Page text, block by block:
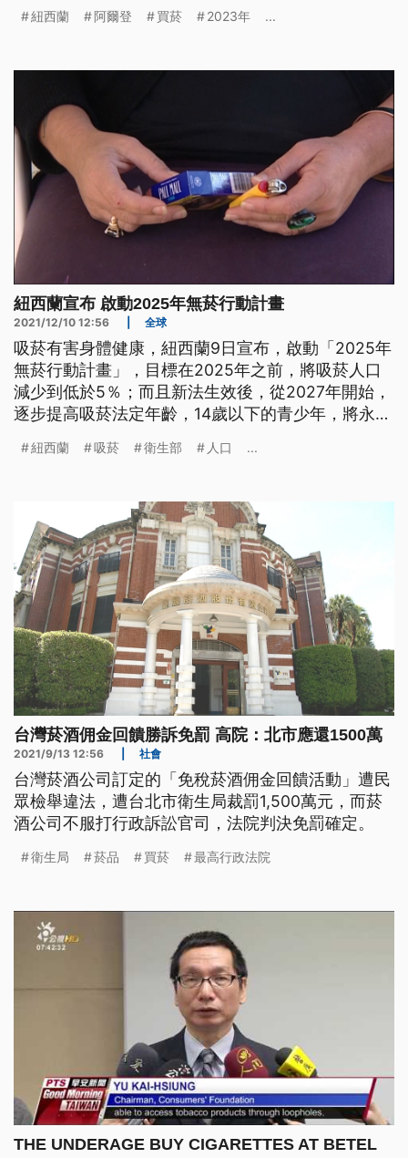
紐西蘭 阿爾登 買菸 2023年 ...
紐西蘭宣布 啟動2025年無菸行動計畫
2021/12/10 12:56 全球
吸菸有害身體健康，紐西蘭9日宣布，啟動「2025年
無菸行動計畫」，目標在2025年之前，將吸菸人口
減少到低於5％；而且新法生效後，從2027年開始，
逐步提高吸菸法定年齡，14歲以下的青少年，將永遠
次於不丹，全球對香菸販售最嚴格的國家。
紐西蘭 吸菸 衛生部 人口 ...
台灣菸酒佣金回饋勝訴免罰 高院：北市應還1500萬
2021/9/13 12:56 社會
台灣菸酒公司訂定的「免稅菸酒佣金回饋活動」遭民
眾檢舉違法，遭台北市衛生局裁罰1,500萬元，而菸
酒公司不服打行政訴訟官司，法院判決免罰確定。
衛生局 菸品 買菸 最高行政法院
THE UNDERAGE BUY CIGARETTES AT BETEL